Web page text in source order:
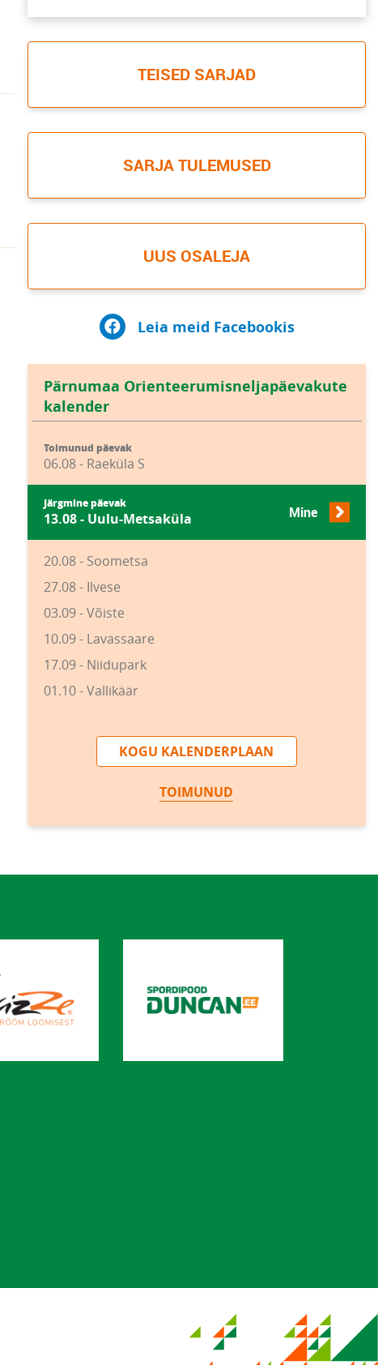
TEISED SARJAD
SARJA TULEMUSED
UUS OSALEJA
Leia meid Facebookis
Pärnumaa Orienteerumisneljapäevakute
kalender
Toimunud päevak
06.08 - Raeküla S
Järgmine päevak
13.08 - Uulu-Metsaküla Mine
20.08 - Soometsa
27.08 - Ilvese
03.09 - Võiste
10.09 - Lavassaare
17.09 - Niidupark
01.10 - Vallikäär
KOGU KALENDERPLAAN
TOIMUNUD